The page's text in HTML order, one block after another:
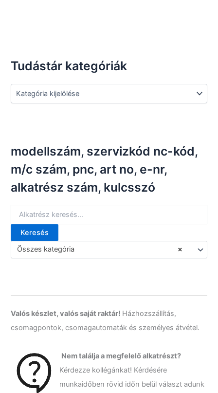
Tudástár kategóriák
T
r
k
a
t
g
r
á
modellszám, szervizkód nc-kód,
m/c szám, pnc, art no, e-nr,
alkatrész szám, kulcsszó
e
k
v
Keresés
×
Összes kategória
Valós készlet, valós saját raktár! Házhozszállítás,
csomagpontok, csomagautomaták és személyes átvétel.
Nem találja a megfelelő alkatrészt?
Kérdezze kollégánkat! Kérdésére
munkaidőben rövid időn belül választ adunk